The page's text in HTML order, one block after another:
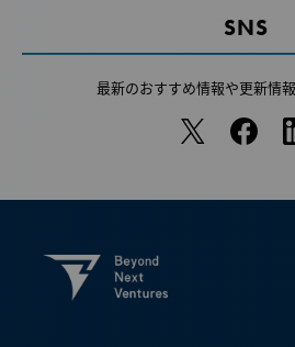
SNS
最新のおすすめ情報や更新情